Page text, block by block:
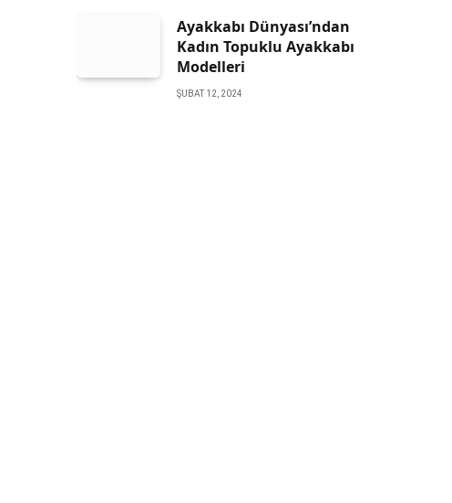
Ayakkabı Dünyası’ndan
Kadın Topuklu Ayakkabı
Modelleri
ŞUBAT 12, 2024